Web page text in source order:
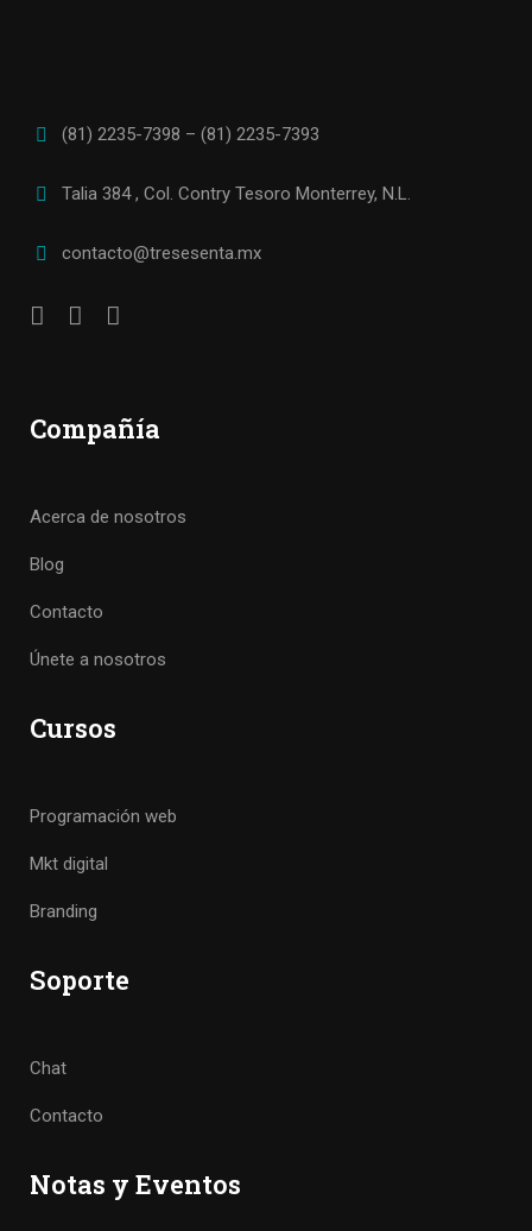
(81) 2235-7398 – (81) 2235-7393
Talia 384 , Col. Contry Tesoro Monterrey, N.L.
contacto@tresesenta.mx
Compañía
Acerca de nosotros
Blog
Contacto
Únete a nosotros
Cursos
Programación web
Mkt digital
Branding
Soporte
Chat
Contacto
Notas y Eventos